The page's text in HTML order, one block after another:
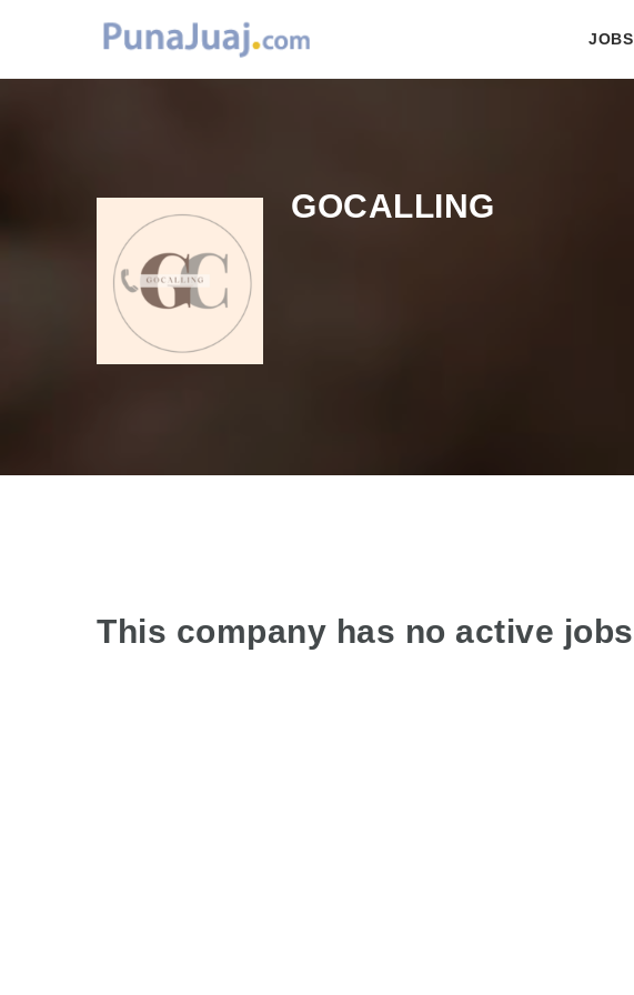
JOBS
GOCALLING
This company has no active jobs